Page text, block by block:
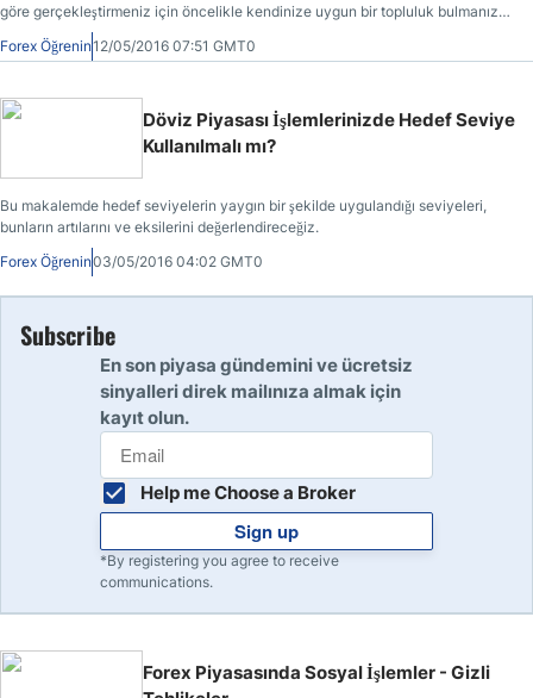
göre gerçekleştirmeniz için öncelikle kendinize uygun bir topluluk bulmanız
gerekmektedir.
Forex Öğrenin12/05/2016 07:51 GMT0
Döviz Piyasası İşlemlerinizde Hedef Seviye
Kullanılmalı mı?
Bu makalemde hedef seviyelerin yaygın bir şekilde uygulandığı seviyeleri,
bunların artılarını ve eksilerini değerlendireceğiz.
Forex Öğrenin03/05/2016 04:02 GMT0
Subscribe
En son piyasa gündemini ve ücretsiz
sinyalleri direk mailınıza almak için
kayıt olun.
Help me Choose a Broker
Sign up
*By registering you agree to receive
communications.
Forex Piyasasında Sosyal İşlemler - Gizli